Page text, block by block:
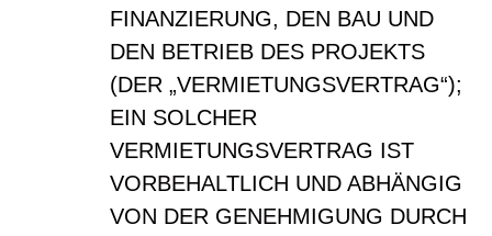
FINANZIERUNG, DEN BAU UND
DEN BETRIEB DES PROJEKTS
(DER „VERMIETUNGSVERTRAG“);
EIN SOLCHER
VERMIETUNGSVERTRAG IST
VORBEHALTLICH UND ABHÄNGIG
VON DER GENEHMIGUNG DURCH